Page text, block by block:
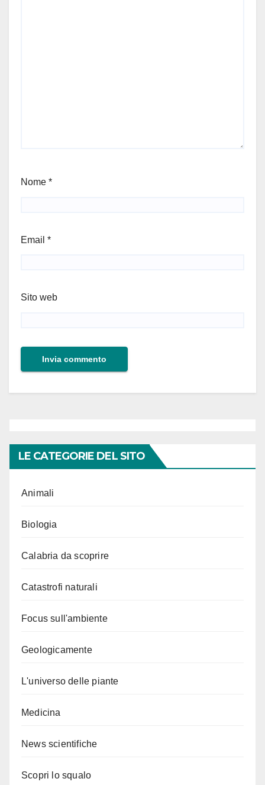
Nome *
Email *
Sito web
LE CATEGORIE DEL SITO
Animali
Biologia
Calabria da scoprire
Catastrofi naturali
Focus sull'ambiente
Geologicamente
L'universo delle piante
Medicina
News scientifiche
Scopri lo squalo